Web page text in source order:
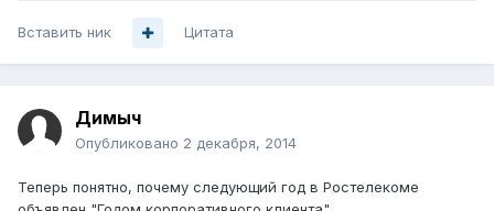
Вставить ник Цитата
Димыч
Опубликовано 2 декабря, 2014
Теперь понятно, почему следующий год в Ростелекоме